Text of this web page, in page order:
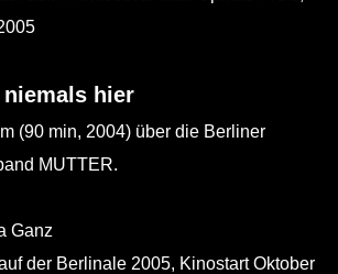
hier
(90 min, 2004) über die Berliner
MUTTER.
Ganz
der Berlinale 2005, Kinostart Oktober